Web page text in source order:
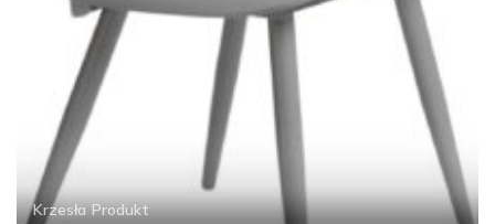
Krzesła Produkt